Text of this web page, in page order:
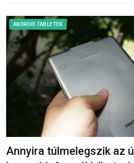
ANDROID TABLETEK
Annyira túlmelegszik az